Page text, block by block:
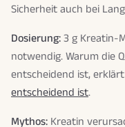
Sicherheit auch bei
Dosierung:3 g Kreatin-
notwendig. Warum die
entscheidend ist,
entscheidend ist.
Mythos: Kreatin